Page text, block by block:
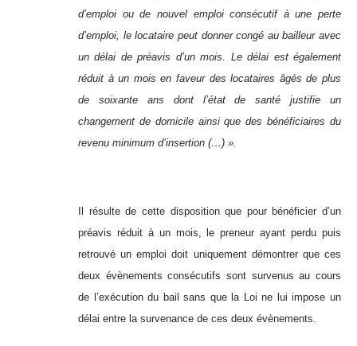
d’emploi ou de nouvel emploi consécutif à une perte
d’emploi, le locataire peut donner congé au bailleur avec
un délai de préavis d’un mois. Le délai est également
réduit à un mois en faveur des locataires âgés de plus
de soixante ans dont l’état de santé justifie un
changement de domicile ainsi que des bénéficiaires du
revenu minimum d’insertion (…) ».
Il résulte de cette disposition que pour bénéficier d’un
préavis réduit à un mois, le preneur ayant perdu puis
retrouvé un emploi doit uniquement démontrer que ces
deux évènements consécutifs sont survenus au cours
de l’exécution du bail sans que la Loi ne lui impose un
délai entre la survenance de ces deux évènements.